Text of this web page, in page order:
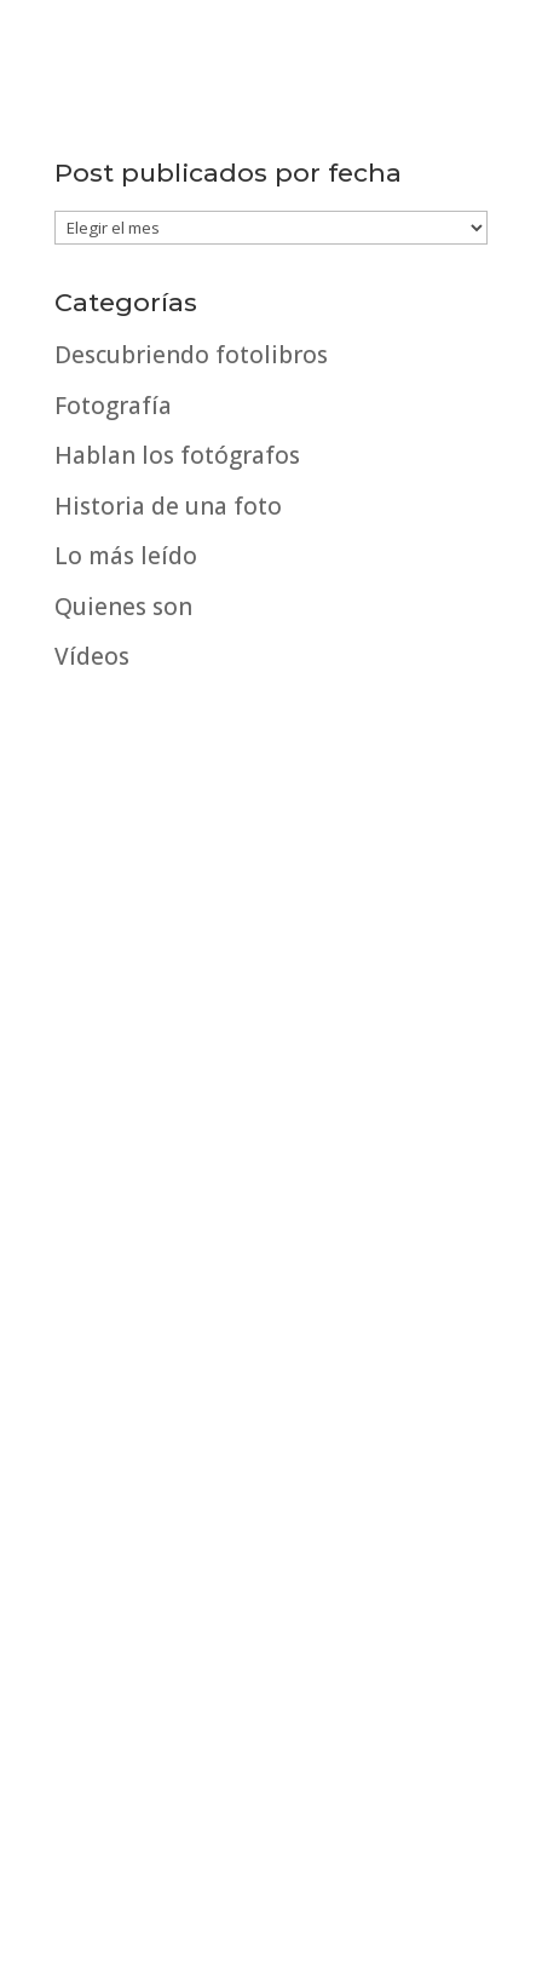
Post publicados por fecha
Post
por
fecha
Categorías
Descubriendo fotolibros
Fotografía
Hablan los fotógrafos
Historia de una foto
Lo más leído
Quienes son
Vídeos